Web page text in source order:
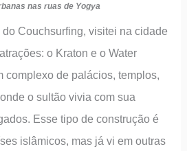
nas ruas de Yogya
Couchsurfing, visitei na cidade
o Kraton e o Water
complexo de palácios, templos,
o sultão vivia com sua
Esse tipo de construção é
islâmicos, mas já vi em outras